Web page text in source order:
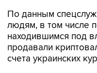
По данным
людям, в том числе
находившимся под
продавали
счета украинских